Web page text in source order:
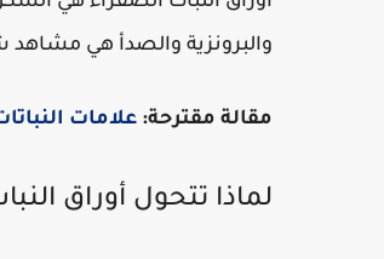
والبرونزية والصدأ هي مشاهد
مقالة مقترحة: علامات
لماذا تتحول أوراق